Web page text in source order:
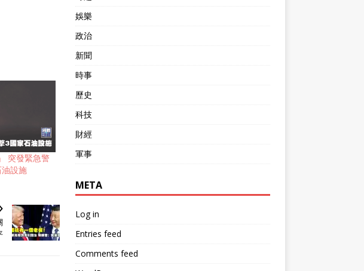
突發緊急警
設施
娛樂
政治
新聞
時事
歷史
科技
財經
軍事
META
Log in
Entries feed
Comments feed